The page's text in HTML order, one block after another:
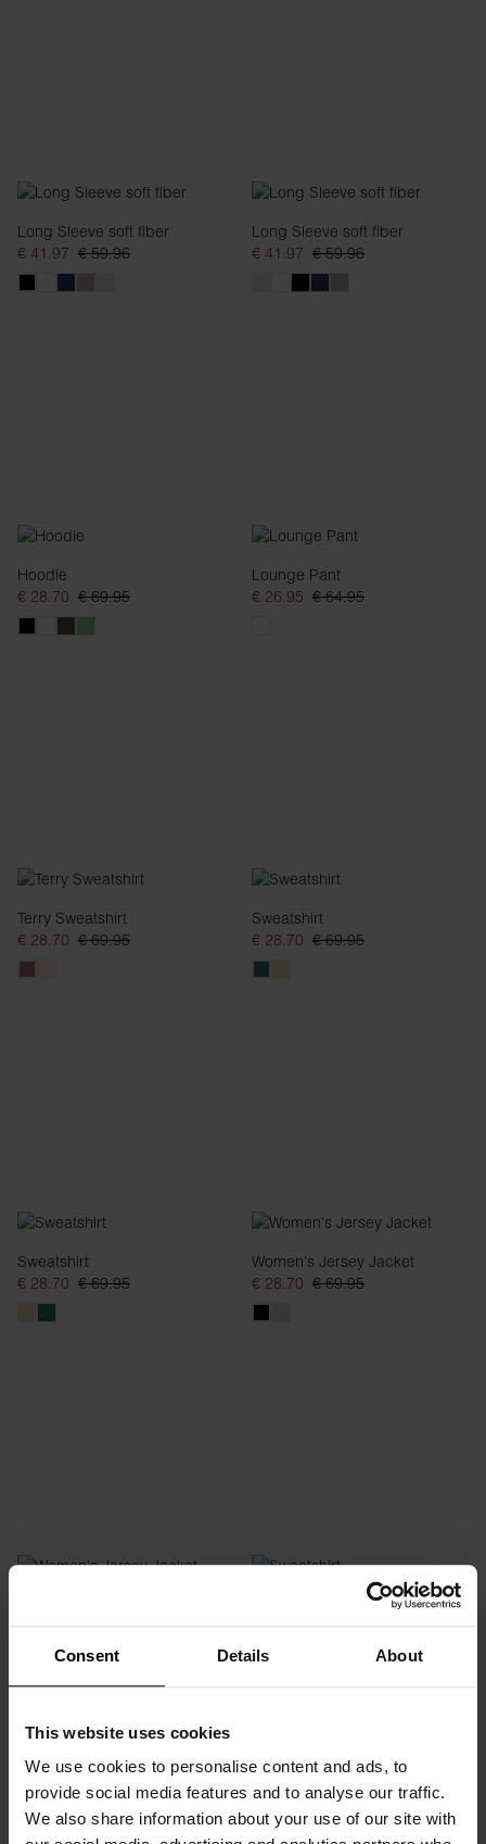
Consent Details About
This website uses cookies
We use cookies to personalise content and ads, to
provide social media features and to analyse our traffic.
We also share information about your use of our site with
Long Sleeve soft fiber
€ 41.97 € 59.96
Long Sleeve soft fiber
€ 41.97 € 59.96
Hoodie
€ 28.70 € 69.95
Lounge Pant
€ 26.95 € 64.95
Terry Sweatshirt
€ 28.70 € 69.95
Sweatshirt
€ 28.70 € 69.95
Sweatshirt
€ 28.70 € 69.95
Women's Jersey Jacket
€ 28.70 € 69.95
€ 28.70 € 69.95
€ 27.95 € 69.95